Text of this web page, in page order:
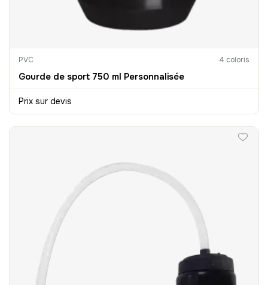
PVC 4 coloris
Gourde de sport 750 ml Personnalisée
Prix sur devis